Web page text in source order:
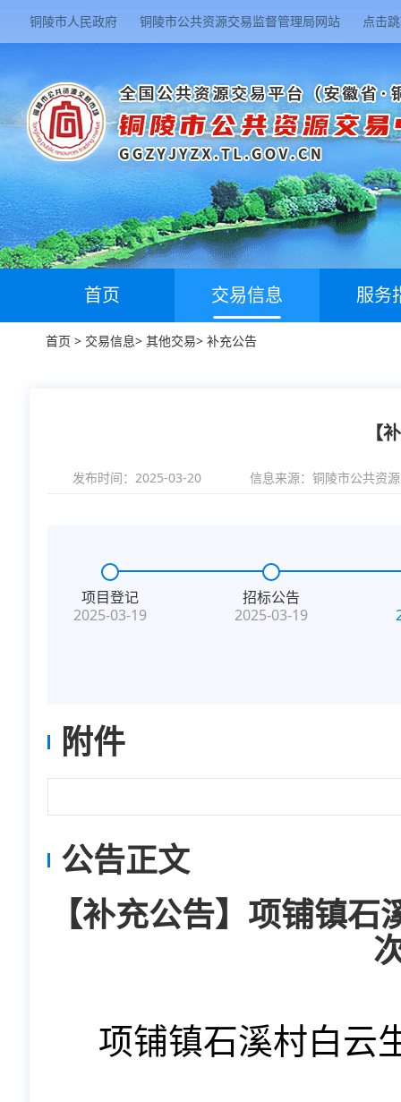
铜陵市人民政府 铜陵市公共资源交易监督管理局网站 点击
首页 交易信息 服务
首页 > 交易信息> 其他交易> 补充公告
【
发布时间：2025-03-20 信息来源： 铜陵市公共资
项目登记
2025-03-19
招标公告
2025-03-19
附件
公告正文
【补充公告】项铺镇
项铺镇石溪村白云